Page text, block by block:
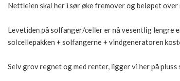
Nettleien skal her i sør øke fremover og beløpet over
Levetiden på solfanger/celler er nå vesentlig lengre
solcellepakken + solfangerne + vindgeneratoren
Selv grov regnet og med renter, ligger vi her på